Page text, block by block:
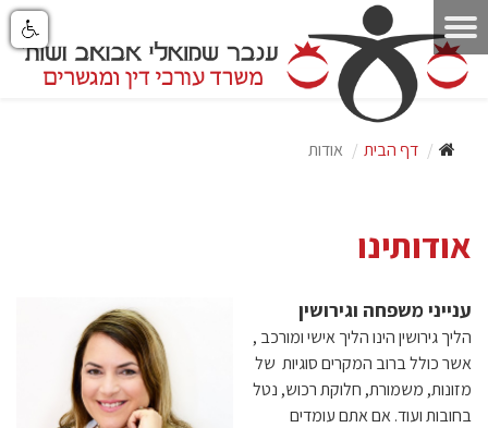
דף הבית אודות
אודותינו
ענייני משפחה וגירושין
הליך גירושין הינו הליך אישי ומורכב ,
אשר כולל ברוב המקרים סוגיות של
מזונות, משמורת, חלוקת רכוש, נטל
בחובות ועוד. אם אתם עומדים